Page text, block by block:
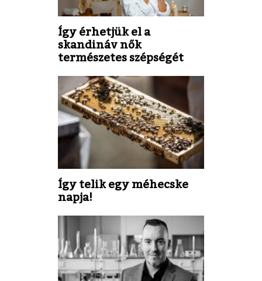
Így érhetjük el a
skandináv nők
természetes szépségét
Így telik egy méhecske
napja!